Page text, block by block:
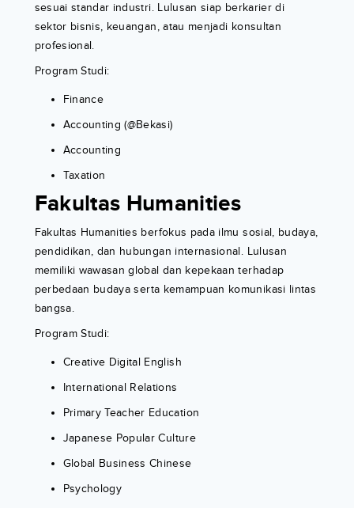
sesuai standar industri. Lulusan siap berkarier di
sektor bisnis, keuangan, atau menjadi konsultan
profesional.
Program Studi:
Finance
Accounting (@Bekasi)
Accounting
Taxation
Fakultas Humanities
Fakultas Humanities berfokus pada ilmu sosial, budaya,
pendidikan, dan hubungan internasional. Lulusan
memiliki wawasan global dan kepekaan terhadap
perbedaan budaya serta kemampuan komunikasi lintas
bangsa.
Program Studi:
Creative Digital English
International Relations
Primary Teacher Education
Japanese Popular Culture
Global Business Chinese
Psychology